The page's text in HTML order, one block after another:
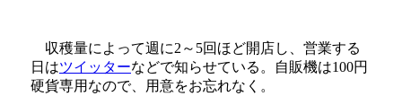
収穫量によって週に2～5回ほど開店し、営業する
日はツイッターなどで知らせている。自販機は100円
硬貨専用なので、用意をお忘れなく。